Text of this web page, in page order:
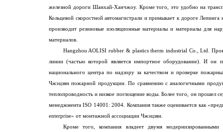
железной дороги Шанхай-Ханчжоу. Кроме того, это удобно на
Кольцевой скоростной автомагистрали и примыкает к дороге
производит резиновые изоляционные материалы и материалы для
материалов.
Hangzhou AOLISI rubber & plastics therm industrial Co., Ltd.
линии (частью которой является импортное оборудование). И он
национального центра по надзору за качеством и проверке
Чжэцзян пожарной продукции. По сравнению с аналогичными
теплопроводность и низкое поглощение воды. Более того, он прошел
менеджмента ISO 14001: 2004. Компания также оценивается как
enterprise» от монтажной ассоциации Чжэцзян.
Кроме того, компания владеет двумя модернизированными